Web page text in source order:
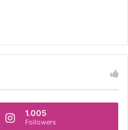
1.005
Followers